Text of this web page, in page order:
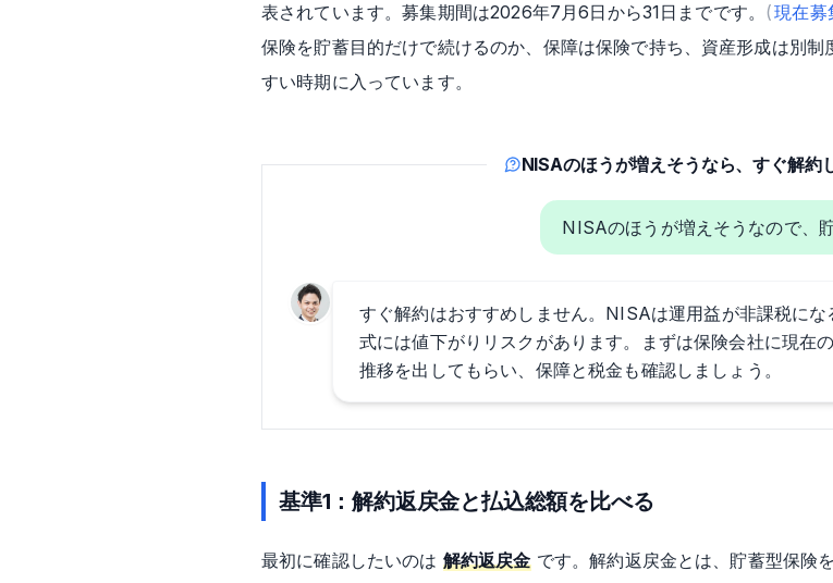
表されています。募集期間は2026年7月6日から31日までです。 (現在募
保険を貯蓄目的だけで続けるのか、保障は保険で持ち、資産形成は別
すい時期に入っています。
NISAのほうが増えそうなら、すぐ解約
NISAのほうが増えそうなので、
すぐ解約はおすすめしません。NISAは運用益が非課税に
式には値下がりリスクがあります。まずは保険会社に現在
推移を出してもらい、保障と税金も確認しましょう。
基準1：解約返戻金と払込総額を比べる
最初に確認したいのは 解約返戻金です。解約返戻金とは、貯蓄型保険